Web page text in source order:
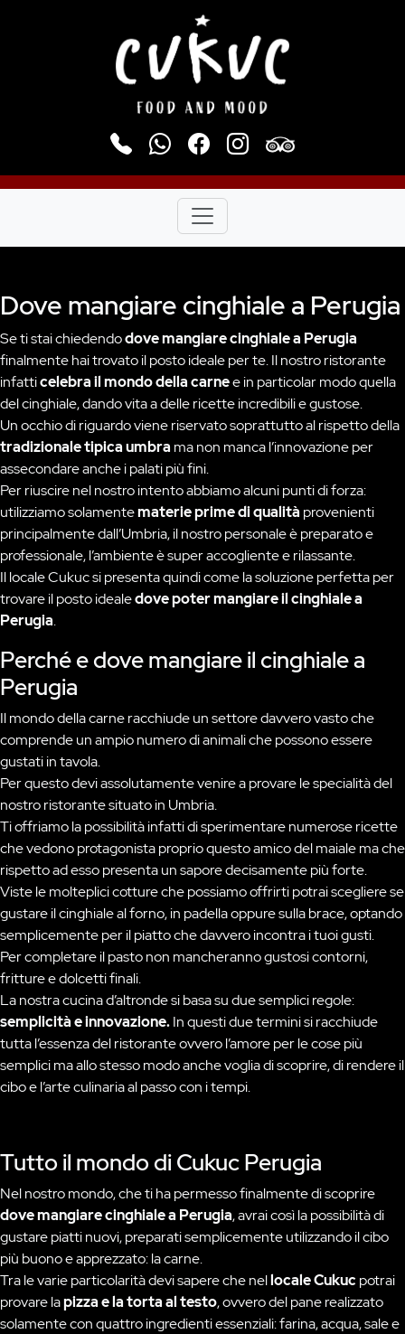
Dove mangiare cinghiale a Perugia
Se ti stai chiedendodove mangiare cinghiale a Perugia
finalmente hai trovato il posto ideale per te. Il nostro ristorante
infatticelebra il mondo della carnee in particolar modo quella
del cinghiale, dando vita a delle ricette incredibili e gustose.
Un occhio di riguardo viene riservato soprattutto al rispetto della
tradizionale tipica umbra ma non manca l’innovazione per
assecondare anche i palati più fini.
Per riuscire nel nostro intento abbiamo alcuni punti di forza:
utilizziamo solamentematerie prime di qualità provenienti
principalmente dall’Umbria, il nostro personale è preparato e
professionale, l’ambiente è super accogliente e rilassante.
Il locale Cukuc si presenta quindi come la soluzione perfetta per
trovare il posto idealedove poter mangiare il cinghiale a
Perugia.
Perché e dove mangiare il cinghiale a
Perugia
Il mondo della carne racchiude un settore davvero vasto che
comprende un ampio numero di animali che possono essere
gustati in tavola.
Per questo devi assolutamente venire a provare le specialità del
nostro ristorante situato in Umbria.
Ti offriamo la possibilità infatti di sperimentare numerose ricette
che vedono protagonista proprio questo amico del maiale ma che
rispetto ad esso presenta un sapore decisamente più forte.
Viste le molteplici cotture che possiamo offrirti potrai scegliere se
gustare il cinghiale al forno, in padella oppure sulla brace, optando
semplicemente per il piatto che davvero incontra i tuoi gusti.
Per completare il pasto non mancheranno gustosi contorni,
fritture e dolcetti finali.
La nostra cucina d’altronde si basa su due semplici regole:
semplicità e innovazione.In questi due termini si racchiude
tutta l’essenza del ristorante ovvero l’amore per le cose più
semplici ma allo stesso modo anche voglia di scoprire, di rendere il
cibo e l’arte culinaria al passo con i tempi.
Tutto il mondo di Cukuc Perugia
Nel nostro mondo, che ti ha permesso finalmente di scoprire
dove mangiare cinghiale a Perugia, avrai così la possibilità di
gustare piatti nuovi, preparati semplicemente utilizzando il cibo
più buono e apprezzato: la carne.
Tra le varie particolarità devi sapere che nellocale Cukuc potrai
provare lapizza e la torta al testo, ovvero del pane realizzato
solamente con quattro ingredienti essenziali: farina, acqua, sale e